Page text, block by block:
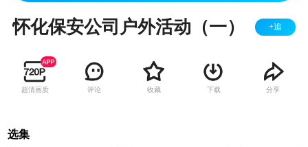
怀化保安公司户外活动（一） +追
超清画质 评论 收藏 下载 分享
选集